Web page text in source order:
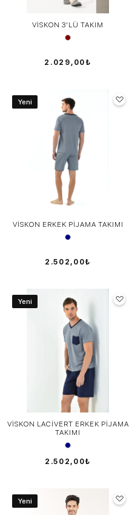
VİSKON 3'LÜ TAKIM
2.029,00₺
Yeni
VİSKON ERKEK PİJAMA TAKIMI
2.502,00₺
Yeni
VİSKON LACİVERT ERKEK PİJAMA
TAKIMI
2.502,00₺
Yeni